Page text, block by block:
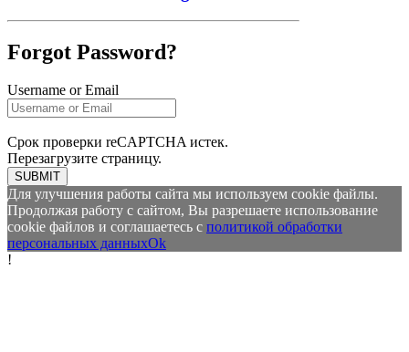
Forgot Password?
Username or Email
Срок проверки reCAPTCHA истек.
Перезагрузите страницу.
SUBMIT
Для улучшения работы сайта мы используем cookie файлы.
Продолжая работу с сайтом, Вы разрешаете использование
cookie файлов и соглашаетесь с политикой обработки
персональных данныхOk
!